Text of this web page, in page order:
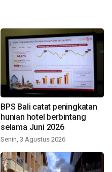
BPS Bali catat peningkatan
hunian hotel berbintang
selama Juni 2026
Senin, 3 Agustus 2026